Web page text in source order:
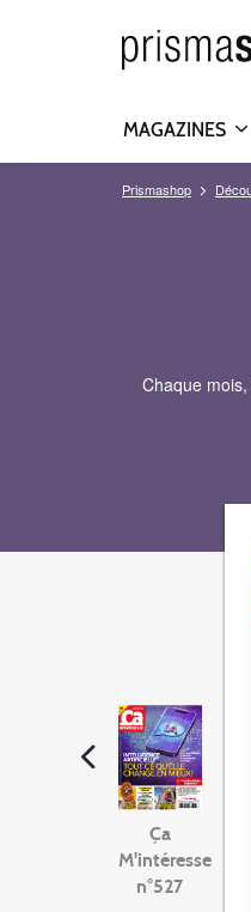
MAGAZINES
Prismashop
Chaque
Ça
M'intéresse
n°527